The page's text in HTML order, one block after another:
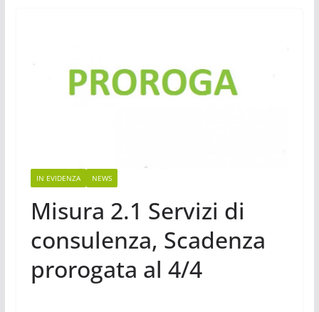
IN EVIDENZA NEWS
Misura 2.1 Servizi di
consulenza, Scadenza
prorogata al 4/4